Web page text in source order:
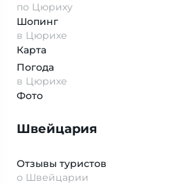
по Цюриху
Шопинг
в Цюрихе
Карта
Погода
в Цюрихе
Фото
Швейцария
Отзывы туристов
о Швейцарии